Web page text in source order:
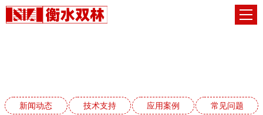
新闻动态 技术支持 应用案例 常见问题